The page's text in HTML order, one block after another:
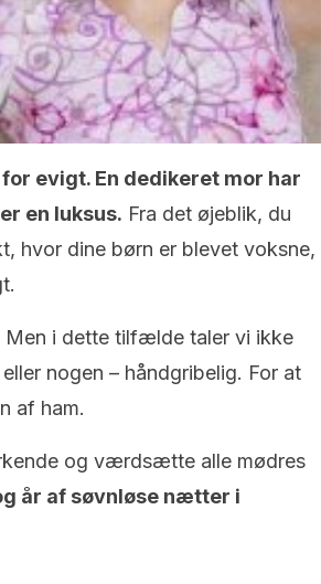
evigt. En dedikeret mor har
en luksus. Fra det øjeblik, du
hvor dine børn er blevet voksne,
Men i dette tilfælde taler vi ikke
nogen – håndgribelig. For at
af ham.
og værdsætte alle mødres
år af søvnløse nætter i